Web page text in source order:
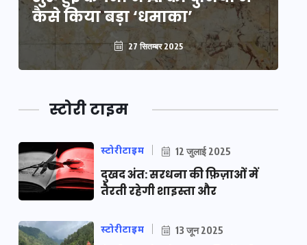
कैसे किया बड़ा ‘धमाका’
27 सितम्बर 2025
स्टोरी टाइम
स्टोरीटाइम 12 जुलाई 2025
दुखद अंत: सरधना की फ़िज़ाओं में
तैरती रहेगी शाइस्ता और
स्टोरीटाइम 13 जून 2025